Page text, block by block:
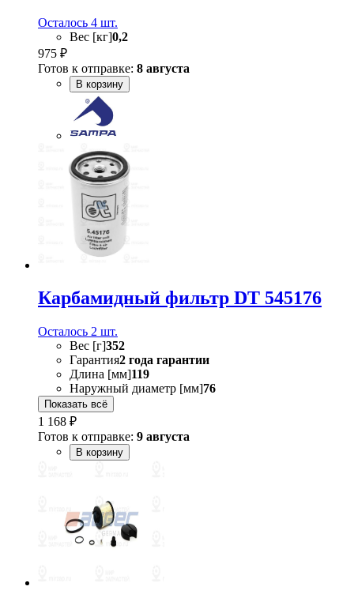
Осталось 4 шт.
Вес [кг]0,2
975 ₽
Готов к отправке: 8 августа
В корзину
Карбамидный фильтр DT 545176
Осталось 2 шт.
Вес [г]352
Гарантия2 года гарантии
Длина [мм]119
Наружный диаметр [мм]76
Показать всё
1 168 ₽
Готов к отправке: 9 августа
В корзину